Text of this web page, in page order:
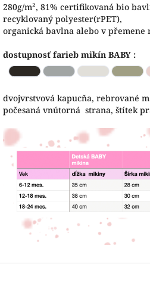
280g/m², 81% certifikovaná bio
recyklovaný polyester(rPET),
organická bavlna alebo v přemene
dostupnosť farieb mikín BABY :
dvojvrstvová kapucňa, rebrované
počesaná vnútorná strana, štítek